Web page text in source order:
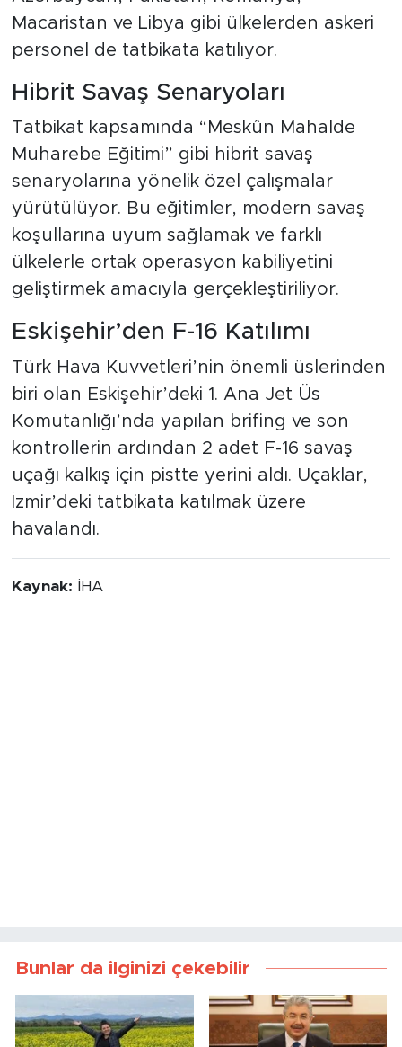
Macaristan ve Libya gibi ülkelerden askeri
personel de tatbikata katılıyor.
Hibrit Savaş Senaryoları
Tatbikat kapsamında “Meskûn Mahalde
Muharebe Eğitimi” gibi hibrit savaş
senaryolarına yönelik özel çalışmalar
yürütülüyor. Bu eğitimler, modern savaş
koşullarına uyum sağlamak ve farklı
ülkelerle ortak operasyon kabiliyetini
geliştirmek amacıyla gerçekleştiriliyor.
Eskişehir’den F-16 Katılımı
Türk Hava Kuvvetleri’nin önemli üslerinden
biri olan Eskişehir’deki 1. Ana Jet Üs
Komutanlığı’nda yapılan brifing ve son
kontrollerin ardından 2 adet F-16 savaş
uçağı kalkış için pistte yerini aldı. Uçaklar,
İzmir’deki tatbikata katılmak üzere
havalandı.
Kaynak: İHA
Bunlar da ilginizi çekebilir